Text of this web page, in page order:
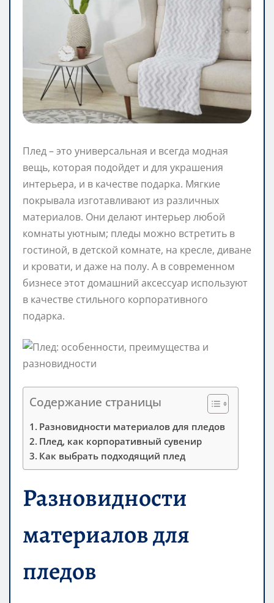
Плед – это универсальная и всегда модная
вещь, которая подойдет и для украшения
интерьера, и в качестве подарка. Мягкие
покрывала изготавливают из различных
материалов. Они делают интерьер любой
комнаты уютным; пледы можно встретить в
гостиной, в детской комнате, на кресле, диване
и кровати, и даже на полу. А в современном
бизнесе этот домашний аксессуар используют
в качестве стильного корпоративного
подарка.
Содержание страницы
Разновидности материалов для пледов
Плед, как корпоративный сувенир
Как выбрать подходящий плед
Разновидности
материалов для
пледов